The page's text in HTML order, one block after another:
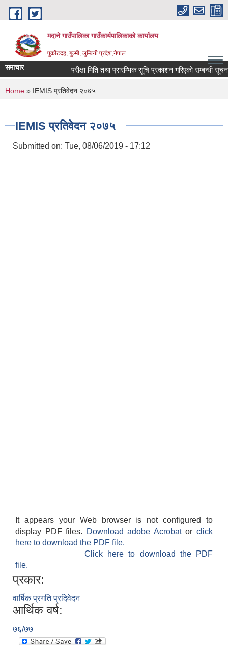
Skip to main content
मदाने गाउँपालिका गाउँकार्यपालिकाको कार्यालय
पुर्कोटदह, गुल्मी, लुम्बिनी प्रदेश,नेपाल
समाचार परीक्षा मिति तथा प्रारम्भिक सूचि प्रकाशन गरिएको सम्बन्धी सूचना
You are here
Home » IEMIS प्रतिवेदन २०७५
IEMIS प्रतिवेदन २०७५
Submitted on: Tue, 08/06/2019 - 17:12
It appears your Web browser is not configured to
display PDF files.
Download adobe Acrobatorclick
here to download the PDF file.
Click here to download the PDF
file.
प्रकार:
वार्षिक प्रगति प्रदिवेदन
आर्थिक वर्ष:
७६/७७